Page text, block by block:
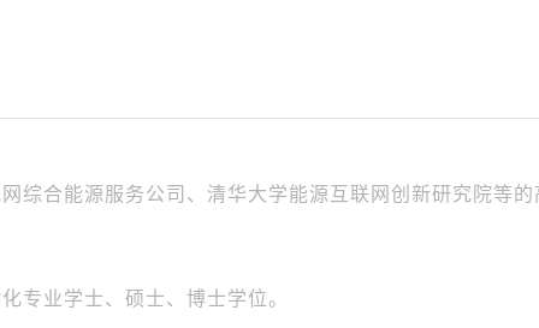
综合能源服务公司、清华大学能源互联网创新研究院等的
专业学士、硕士、博士学位。